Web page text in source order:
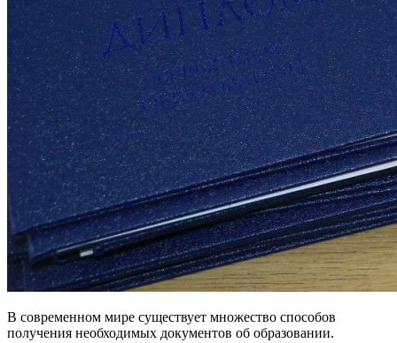
В современном мире существует множество способов
получения необходимых документов об образовании.